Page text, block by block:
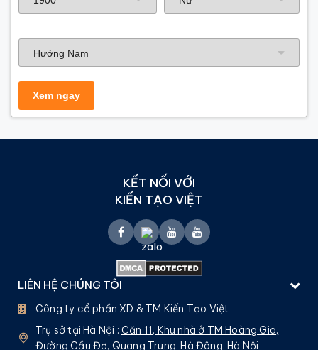
KẾT NỐI VỚI
KIẾN TẠO VIỆT
LIÊN HỆ CHÚNG TÔI
Công ty cổ phần XD & TM Kiến Tạo Việt
Trụ sở tại Hà Nội : Căn 11, Khu nhà ở TM Hoàng Gia,
Đường Cầu Đơ, Quang Trung, Hà Đông, Hà Nội